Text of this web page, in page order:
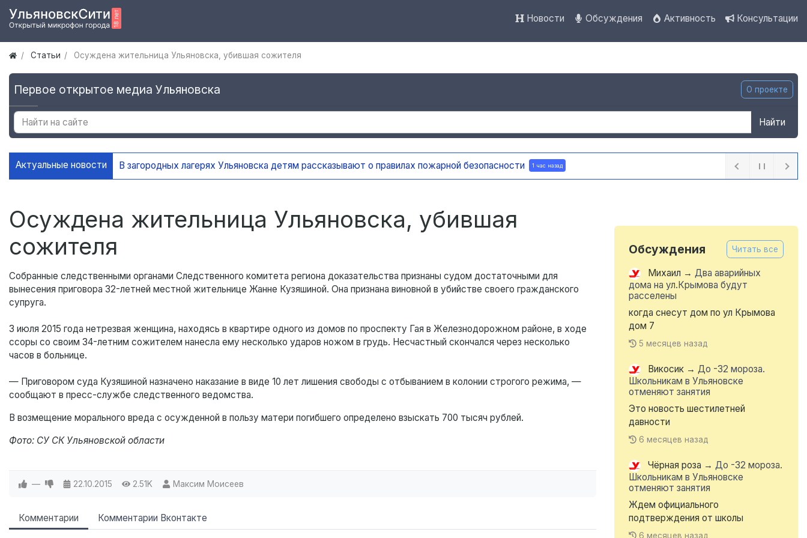
Новости Обсуждения Активность Консультации
Статьи Осуждена жительница Ульяновска, убившая сожителя
Первое открытое медиа Ульяновска О проекте
Найти
Актуальные новости В Ульяновске открыли мемориальную доску в честь поэта и декабриста Рылеева 1 час назад
Осуждена жительница Ульяновска, убившая
сожителя
Собранные следственными органами Следственного комитета региона доказательства признаны судом достаточными для
вынесения приговора 32-летней местной жительнице Жанне Кузяшиной. Она признана виновной в убийстве своего гражданского
супруга.
3 июля 2015 года нетрезвая женщина, находясь в квартире одного из домов по проспекту Гая в Железнодорожном районе, в ходе
ссоры со своим 34-летним сожителем нанесла ему несколько ударов ножом в грудь. Несчастный скончался через несколько
часов в больнице.
— Приговором суда Кузяшиной назначено наказание в виде 10 лет лишения свободы с отбыванием в колонии строгого режима, —
сообщают в пресс-службе следственного ведомства.
В возмещение морального вреда с осужденной в пользу матери погибшего определено взыскать 700 тысяч рублей.
Фото: СУ СК Ульяновской области
— 22.10.2015 2.51K Максим Моисеев
Комментарии Комментарии Вконтакте
Обсуждения Читать все
Михаил → Два аварийных
дома на ул.Крымова будут
расселены
когда снесут дом по ул Крымова
дом 7
5 месяцев назад
Викосик → До -32 мороза.
Школьникам в Ульяновске
отменяют занятия
Это новость шестилетней
давности
6 месяцев назад
Чёрная роза → До -32 мороза.
Школьникам в Ульяновске
отменяют занятия
Ждем официального
подтверждения от школы
6 месяцев назад